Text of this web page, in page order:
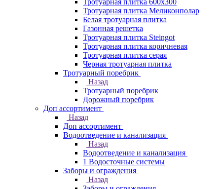
Тротуарная плитка 600х300
Тротуарная плитка Меликонполар
Белая тротуарная плитка
Газонная решетка
Тротуарная плитка Steingot
Тротуарная плитка коричневая
Тротуарная плитка серая
Черная тротуарная плитка
Тротуарный поребрик
Назад
Тротуарный поребрик
Дорожный поребрик
Доп ассортимент
Назад
Доп ассортимент
Водоотведение и канализация
Назад
Водоотведение и канализация
1 Водосточные системы
Заборы и ограждения
Назад